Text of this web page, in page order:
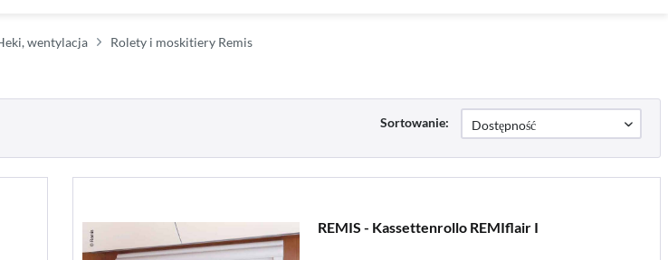
wentylacja Rolety i moskitiery Remis
Sortowanie:
REMIS - Kassettenrollo REMIflair I